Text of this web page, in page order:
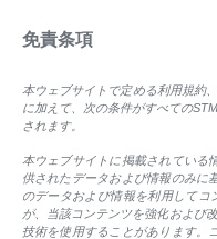
免責条項
本ウェブサイトで定める利用規約
に加えて、次の条件がすべての
されます。
本ウェブサイトに掲載されている
供されたデータおよび情報のみに
のデータおよび情報を利用して
が、当該コンテンツを強化および
技術を使用することがあります。